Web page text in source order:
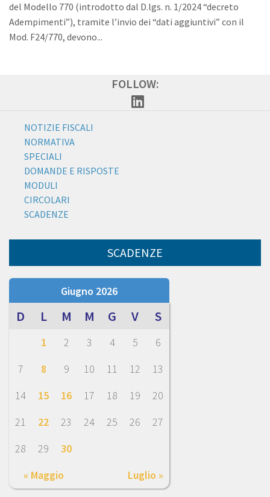
del Modello 770 (introdotto dal D.lgs. n. 1/2024 “decreto
Adempimenti”), tramite l’invio dei “dati aggiuntivi” con il
Mod. F24/770, devono...
FOLLOW:
NOTIZIE FISCALI
NORMATIVA
SPECIALI
DOMANDE E RISPOSTE
MODULI
CIRCOLARI
SCADENZE
SCADENZE
Giugno 2026
D L M M G V S
« Maggio Luglio »
1 2 3 4 5
6
7
8 9 10 11 12
13
14
15 16 17 18 19
20
21
22 23 24 25 26
27
28
29 30